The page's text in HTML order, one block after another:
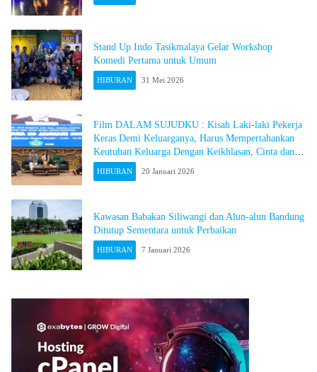
Stand Up Indo Tasikmalaya Gelar Workshop
Komedi Pertama untuk Umum
HIBURAN 31 Mei 2026
Film DALAM SUJUDKU : Kisah Laki-laki Pekerja
Keras Demi Keluarganya, Harus Mempertahankan
Keutuhan Keluarga Dengan Keikhlasan, Cinta dan
Doa
HIBURAN 20 Januari 2026
Kawasan Babakan Siliwangi dan Alun-alun Bandung
Ditutup Sementara untuk Perbaikan
HIBURAN 7 Januari 2026